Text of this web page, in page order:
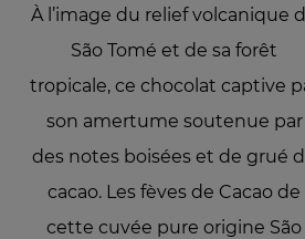
À l’image du relief volcanique
São Tomé et de sa forêt
tropicale, ce chocolat captive
son amertume soutenue par
des notes boisées et de grué
cacao. Les fèves de Cacao de
cette cuvée pure origine São